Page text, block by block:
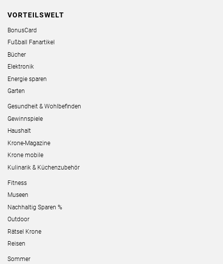
VORTEILSWELT
BonusCard
Fußball Fanartikel
Bücher
Elektronik
Energie sparen
Garten
Gesundheit & Wohlbefinden
Gewinnspiele
Haushalt
Krone-Magazine
Krone mobile
Kulinarik & Küchenzubehör
Fitness
Museen
Nachhaltig Sparen %
Outdoor
Rätsel Krone
Reisen
Sommer